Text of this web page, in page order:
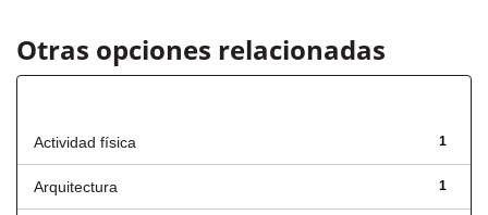
Otras opciones relacionadas
1
Actividad física
1
Arquitectura